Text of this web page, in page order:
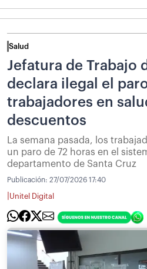
Salud
Jefatura de Trabajo
declara ilegal el
trabajadores en
descuentos
La semana pasada, los
un paro de 72 horas en el
departamento de Santa Cruz
Publicación: 27/07/2026 17:40
Unitel Digital